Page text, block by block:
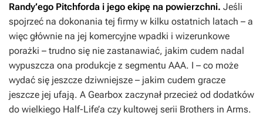
Randy’ego Pitchforda i jego ekipę na powierzchni. Jeśli
spojrzeć na dokonania tej firmy w kilku ostatnich latach – a
więc głównie na jej komercyjne wpadki i wizerunkowe
porażki – trudno się nie zastanawiać, jakim cudem nadal
wypuszcza ona produkcje z segmentu AAA. I – co może
wydać się jeszcze dziwniejsze – jakim cudem gracze
jeszcze jej ufają. A Gearbox zaczynał przecież od dodatków
do wielkiego Half-Life’a czy kultowej serii Brothers in Arms.